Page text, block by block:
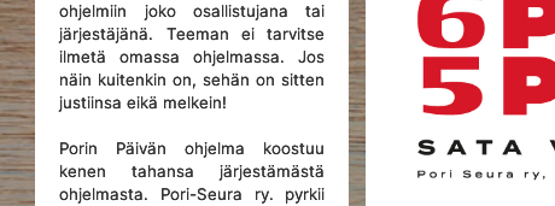
ohjelmiin joko osallistujana tai
järjestäjänä. Teeman ei tarvitse
ilmetä omassa ohjelmassa. Jos
näin kuitenkin on, sehän on sitten
justiinsa eikä melkein!
Porin Päivän ohjelma koostuu
kenen tahansa järjestämästä
ohjelmasta. Pori-Seura ry. pyrkii